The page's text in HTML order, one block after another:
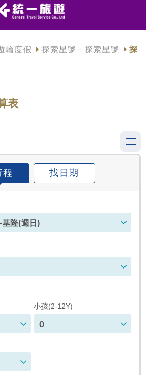
輪度假 探索星號－探索星號
探
表
程 找日期
隆(週日)
小孩(2-12Y)
0